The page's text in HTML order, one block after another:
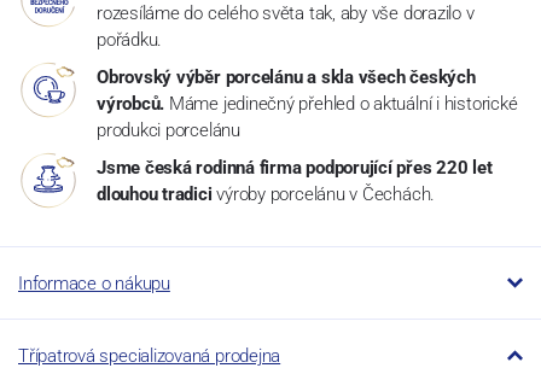
rozesíláme do celého světa tak, aby vše dorazilo v
pořádku.
Obrovský výběr porcelánu a skla všech českých
výrobců. Máme jedinečný přehled o aktuální i historické
produkci porcelánu
Jsme česká rodinná firma podporující přes 220 let
dlouhou tradici výroby porcelánu v Čechách.
Informace o nákupu
Třípatrová specializovaná prodejna